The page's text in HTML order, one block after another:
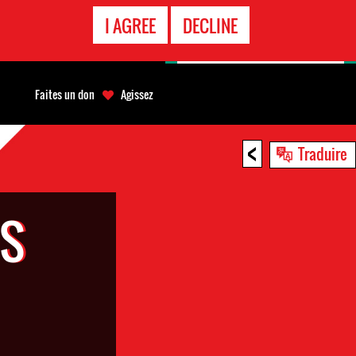
I AGREE DECLINE
< Traduire
Faites un don Agissez
D'URGENCE